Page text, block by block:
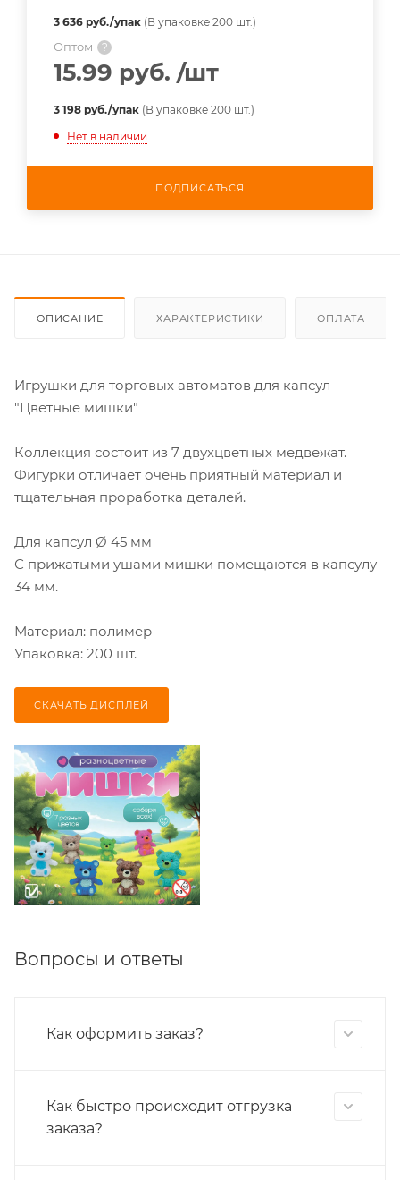
3 636 руб./упак (В упаковке 200 шт.)
Оптом ?
15.99 руб. /шт
3 198 руб./упак (В упаковке 200 шт.)
Нет в наличии
ПОДПИСАТЬСЯ
ОПИСАНИЕ ХАРАКТЕРИСТИКИ ОПЛАТА
Игрушки для торговых автоматов для капсул
"Цветные мишки"
Коллекция состоит из 7 двухцветных медвежат.
Фигурки отличает очень приятный материал и
тщательная проработка деталей.
Для капсул Ø 45 мм
С прижатыми ушами мишки помещаются в капсулу
34 мм.
Материал: полимер
Упаковка: 200 шт.
СКАЧАТЬ ДИСПЛЕЙ
Вопросы и ответы
Как оформить заказ?
Как быстро происходит отгрузка
заказа?